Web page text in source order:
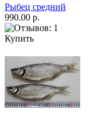
Рыбец средний
990.00 р.
Купить